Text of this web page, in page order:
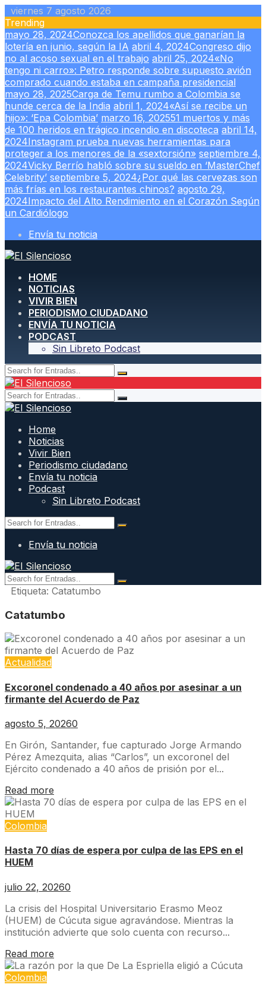
Skip
to
content
viernes 7 agosto 2026
Trending
mayo 28, 2024Conozca los apellidos que ganarían la
lotería en junio, según la IA abril 4, 2024Congreso dijo
no al acoso sexual en el trabajo abril 25, 2024«No
tengo ni carro»: Petro responde sobre supuesto avión
comprado cuando estaba en campaña presidencial
mayo 28, 2025Carga de Temu rumbo a Colombia se
hunde cerca de la India abril 1, 2024«Así se recibe un
hijo»: ‘Epa Colombia’ marzo 16, 202551 muertos y más
de 100 heridos en trágico incendio en discoteca abril 14,
2024Instagram prueba nuevas herramientas para
proteger a los menores de la «sextorsión» septiembre 4,
2024Vicky Berrío habló sobre su sueldo en ‘MasterChef
Celebrity’ septiembre 5, 2024¿Por qué las cervezas son
más frías en los restaurantes chinos? agosto 29,
2024Impacto del Alto Rendimiento en el Corazón Según
un Cardiólogo
Envía tu noticia
HOME
NOTICIAS
VIVIR BIEN
PERIODISMO CIUDADANO
ENVÍA TU NOTICIA
PODCAST
Sin Libreto Podcast
Home
Noticias
Vivir Bien
Periodismo ciudadano
Envía tu noticia
Podcast
Sin Libreto Podcast
Envía tu noticia
Etiqueta: Catatumbo
Catatumbo
Actualidad
Excoronel condenado a 40 años por asesinar a un
firmante del Acuerdo de Paz
agosto 5, 20260
En Girón, Santander, fue capturado Jorge Armando
Pérez Amezquita, alias “Carlos”, un excoronel del
Ejército condenado a 40 años de prisión por el...
Read more
Colombia
Hasta 70 días de espera por culpa de las EPS en el
HUEM
julio 22, 20260
La crisis del Hospital Universitario Erasmo Meoz
(HUEM) de Cúcuta sigue agravándose. Mientras la
institución advierte que solo cuenta con recurso...
Read more
Colombia